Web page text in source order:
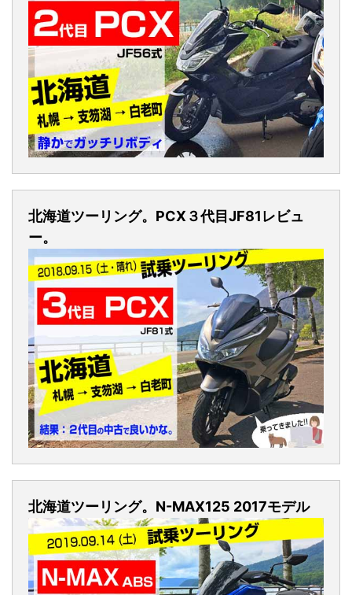
北海道ツーリング。PCX３代目JF81レビュ
ー。
北海道ツーリング。N-MAX125 2017モデル